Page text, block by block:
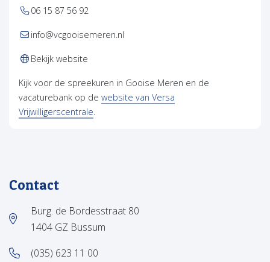
06 15 87 56 92
info@vcgooisemeren.nl
Bekijk website
Kijk voor de spreekuren in Gooise Meren en de
vacaturebank op de website van Versa
Vrijwilligerscentrale.
Contact
Burg. de Bordesstraat 80
1404 GZ Bussum
(035) 623 11 00